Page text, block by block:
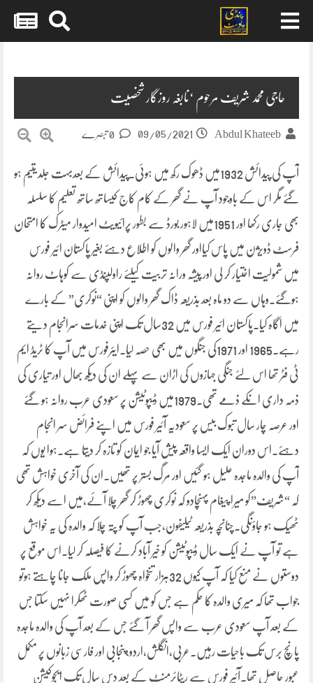
حاجی محمد شریف مرحوم ‘نابغہ روزگار شخصیت
Abdul Khateeb
09/05/2021
آپ کی پیدائش 1932میں ڈھوک رکھ میں ہوئی۔پیدائش کے بعدبہت جلد یتیم ہو
گئے مگر اس کے باوجود آپ نے گھر کے کام کاج کیساتھ ساتھ تعلیم کا سلسلہ
بھی جاری رکھا اور 1951میں لاہور بورڈ سے بطور پرائیویٹ امیدوار میٹرک کا امتحان
فرسٹ ڈویژن میں پاس کیااور گھر والوں کو اطلاع دہئے بغیر پاکستان ائیر فورس
میں شمولیت اختیار کر لی اور پیشہ ورانہ تربیت کیلئے راولپنڈی سے کوہاٹ روانہ
ہوگئے۔وہاں سے دو ماہ بعد بذریعہ ڈاک گھر والوں کو اپنی “نوکری” کے بارے
میں اگاہ کیا۔پاکستان ائیر فورس میں 32سال تک اپنی خدمات سرانجام دیتے
رہے۔1965 اور 1971کی جنگوں میں بھی حصہ لیا۔ایئرفورس میں آپ کا ٹریڈ ایم
ٹی فٹر تھا اس لئے جنگی جہازوں کی اڑان سے پہلے ان کی دیکھ بھال اور تیاری کی
ذمہ داری انکے ذمے تھی۔1979میں ڈیپوٹیشن پر سعودی عرب روانہ ہو گئے
اور عرصہ چار سال تبوک بیس پر سعودیہ آئیر فورس میں اپنے فرائض سر انجام
دہئے۔اس دوران ایک ایسا واقعہ پیش آیا جو ایمان کو تازہ کر دیتا ہے۔ہوا یوں کہ
آپ کی والدہ ماجدہ علیل ہو گئیں اور مرگ بستر پر تھیں۔ان کی آخری خواہش تھی
کہ “شریف”کو میرا پیغام پہنچادو کہ نوکری چھوڑ کر گھر چلا آئے،میں اسے دیکھ کر
ٹھیک ہو جاؤنگی۔چنانچہ بذریعہ ٹیلیفون،جب آپ کو پتہ چلا کہ والدہ کی یہ خواہش
ہے تو آپ نے ایک سال ڈیپوٹیشن کو خیر آباد کرنے کا فیصلہ کر لیا۔اس موقع پر
دوستوں نے منع کیا کہ آپ کیوں 32ہزار تنخواہ چھوڑ کر واپس ملک جانا چاہتے ہوتو
جواب تھا کہ میری والدہ کا حکم ہے جس کو میں کسی صورت ٹھکرا نہیں سکتا جس
کے بعد آپ سعودی عرب سے واپس گھر آ گئے جس کے بعد آپ کی والدہ ماجدہ
پانچ برس تک باحیات رہیں۔عربی،انگلش،اردو،پنجابی اور فارسی زبانوں پر مکمل
عبور حاصل تھا۔آئیر فورس سے ریٹائرمنٹ کے بعد دس سال تک ایجوکیشن